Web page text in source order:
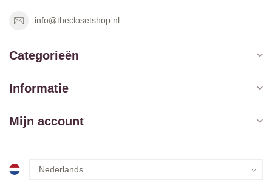
info@theclosetshop.nl
Categorieën
Informatie
Mijn account